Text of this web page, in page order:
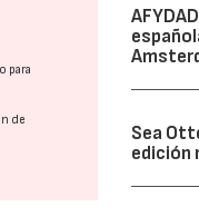
para
de
Sea
edición